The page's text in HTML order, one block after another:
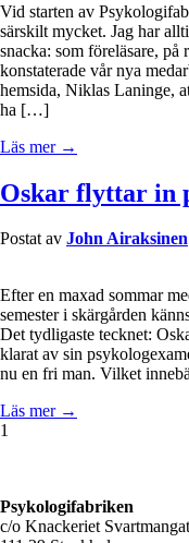
Vid starten av
särskilt mycket. Jag har
snacka: som föreläsare,
konstaterade vår nya
hemsida, Niklas Laninge,
ha […]
Läs mer →
Oskar flyttar in
Postat av John Airaksinen
Efter en maxad sommar
semester i skärgården
Det tydligaste tecknet:
klarat av sin
nu en fri man. Vilket
Läs mer →
1
Psykologifabriken
c/o Knackeriet